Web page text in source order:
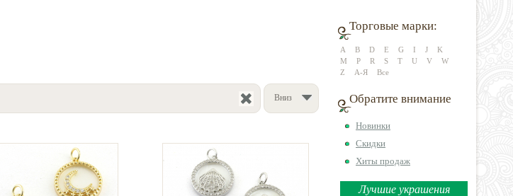
Вниз
Торговые марки:
A B D E G I J
K
M
P R S T U V
W
Z
А-Я Все
Обратите внимание
Новинки
Скидки
Хиты продаж
Лучшие украшения